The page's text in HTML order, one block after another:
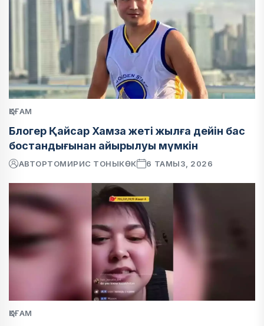
ҚОҒАМ
Блогер Қайсар Хамза жеті жылға дейін бас
бостандығынан айырылуы мүмкін
АВТОРТОМИРИС ТОНЫКӨК 6 ТАМЫЗ, 2026
ҚОҒАМ